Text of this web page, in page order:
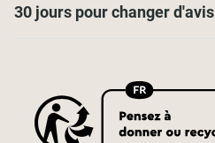
30 jours pour changer d'avis